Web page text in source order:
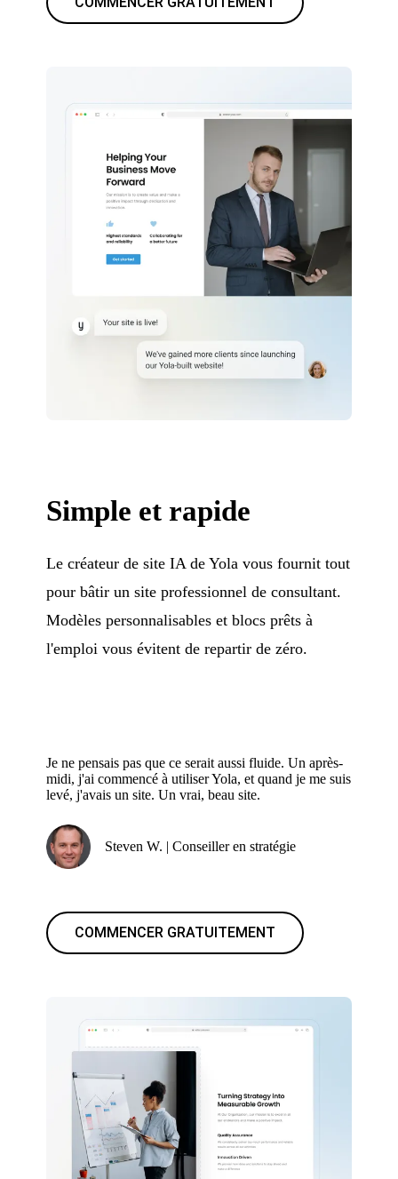
Simple et rapide
Le créateur de site IA de Yola vous fournit tout
pour bâtir un site professionnel de consultant.
Modèles personnalisables et blocs prêts à
l'emploi vous évitent de repartir de zéro.
Je ne pensais pas que ce serait aussi fluide. Un après-
midi, j'ai commencé à utiliser Yola, et quand je me suis
levé, j'avais un site. Un vrai, beau site.
Steven W. | Conseiller en stratégie
COMMENCER GRATUITEMENT